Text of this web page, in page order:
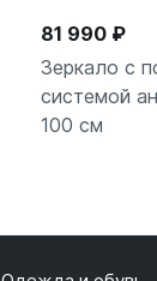
В
81 990 ₽
Зеркало с
системой
100 см